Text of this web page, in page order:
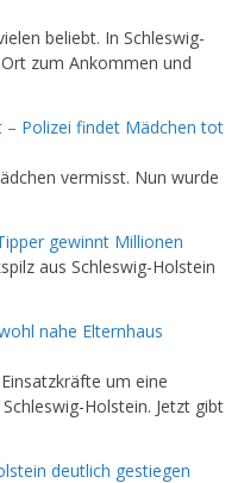
beliebt. In Schleswig-
zum Ankommen und
– Polizei findet Mädchen tot
vermisst. Nun wurde
gewinnt Millionen
aus Schleswig-Holstein
nahe Elternhaus
um eine
Holstein. Jetzt gibt
deutlich gestiegen